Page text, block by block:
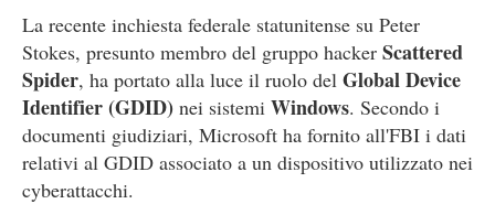
La recente inchiesta federale statunitense su Peter
Stokes, presunto membro del gruppo hacker Scattered
Spider, ha portato alla luce il ruolo del Global Device
Identifier (GDID) nei sistemi Windows. Secondo i
documenti giudiziari, Microsoft ha fornito all'FBI i dati
relativi al GDID associato a un dispositivo utilizzato nei
cyberattacchi.